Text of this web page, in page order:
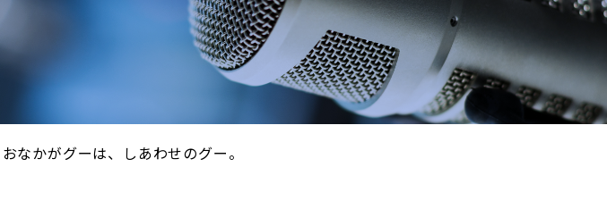
なかがグーは、しあわせのグー。